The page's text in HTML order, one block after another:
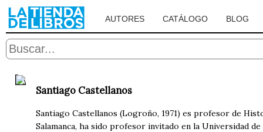
AUTORES CATÁLOGO BLOG
Santiago Castellanos
Santiago Castellanos (Logroño, 1971) es profesor de
Salamanca, ha sido profesor invitado en la Universidad